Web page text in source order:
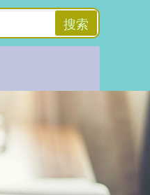
搜索